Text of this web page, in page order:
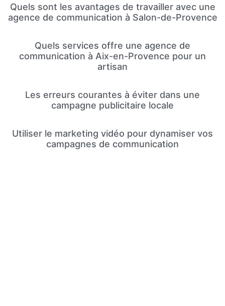
Quels sont les avantages de travailler avec une
agence de communication à Salon-de-Provence
Quels services offre une agence de
communication à Aix-en-Provence pour un
artisan
Les erreurs courantes à éviter dans une
campagne publicitaire locale
Utiliser le marketing vidéo pour dynamiser vos
campagnes de communication